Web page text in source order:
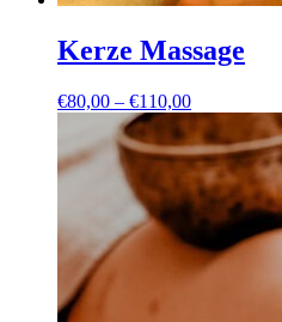
Kerze Massage
€80,00 – €110,00Preisspanne:
€80,00
bis
€110,00